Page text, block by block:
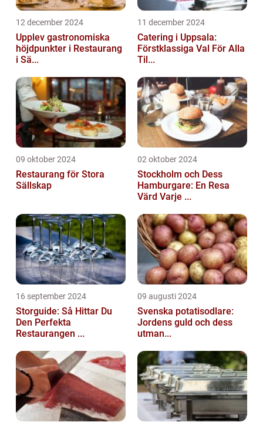
12 december 2024
Upplev gastronomiska
höjdpunkter i Restaurang
i Sä...
11 december 2024
Catering i Uppsala:
Förstklassiga Val För Alla
Til...
09 oktober 2024
Restaurang för Stora
Sällskap
02 oktober 2024
Stockholm och Dess
Hamburgare: En Resa
Värd Varje ...
16 september 2024
Storguide: Så Hittar Du
Den Perfekta
Restaurangen ...
09 augusti 2024
Svenska potatisodlare:
Jordens guld och dess
utman...